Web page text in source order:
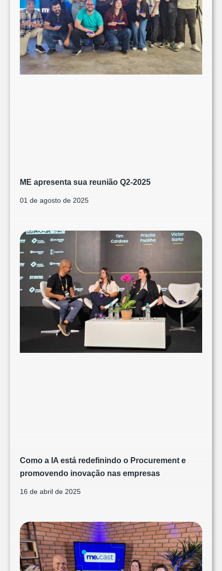
ME apresenta sua reunião Q2-2025
01 de agosto de 2025
Como a IA está redefinindo o Procurement e
promovendo inovação nas empresas
16 de abril de 2025